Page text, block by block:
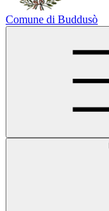
Comune di Buddusò